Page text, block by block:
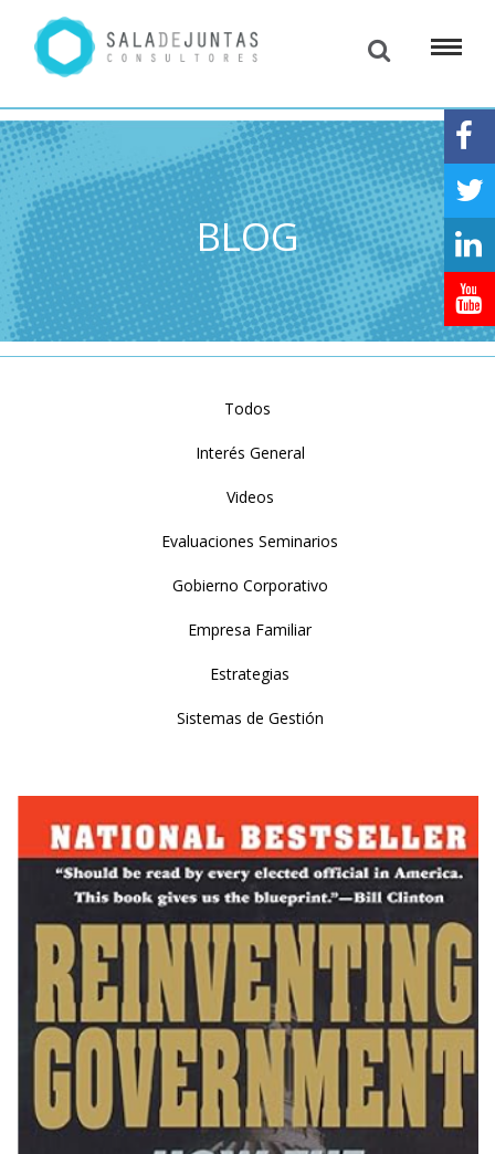
BLOG
Todos
Interés General
Videos
Evaluaciones Seminarios
Gobierno Corporativo
Empresa Familiar
Estrategias
Sistemas de Gestión